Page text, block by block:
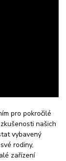
pro pokročilé
našich
vybavený
rodiny,
zařízení